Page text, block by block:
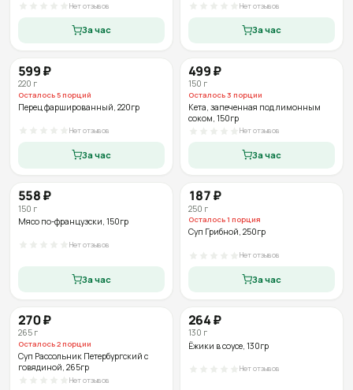
Нет отзывов
За час
Нет отзывов
За час
599₽
220 г
Осталось5порций
Перец фаршированный , 220гр
Нет отзывов
За час
499₽
150 г
Осталось3 порции
Кета, запеченная под лимонным
соком , 150гр
Нет отзывов
За час
558₽
150 г
Мясо по-французски, 150гр
Нет отзывов
За час
187₽
250 г
Осталось1 порция
Суп Грибной, 250гр
Нет отзывов
За час
270₽
265г
Осталось2порции
Суп Рассольник Петербургский с
говядиной, 265гр
Нет отзывов
264₽
130 г
Ёжики в соусе, 130гр
Нет отзывов